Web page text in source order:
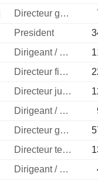
Directeur general
President
Dirigeant / cadre principal
Directeur financier
Directeur juridique
Dirigeant / cadre principal
Directeur general
Directeur technique
Dirigeant / cadre principal